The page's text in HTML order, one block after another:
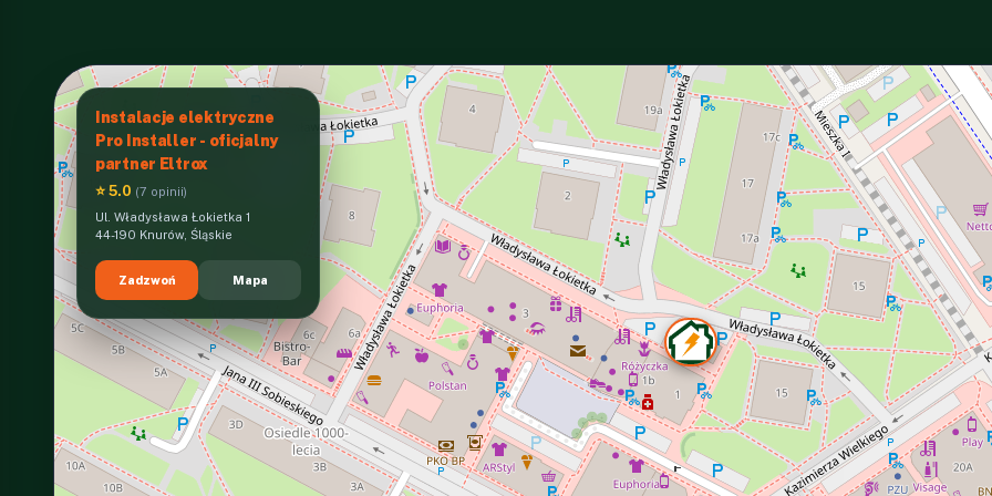
Instalacje elektryczne
Pro Installer - oficjalny
partner Eltrox
⭐ 5.0 (7 opinii)
Ul. Władysława Łokietka 1
44-190 Knurów, Śląskie
Zadzwoń Mapa